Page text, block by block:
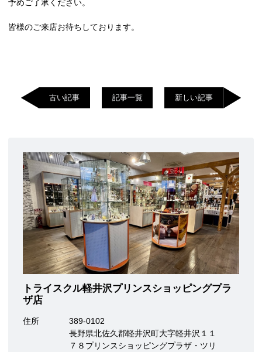
予めご了承ください。
皆様のご来店お待ちしております。
古い記事 記事一覧 新しい記事
トライスクル軽井沢プリンスショッピングプラ
ザ店
住所
389-0102
長野県北佐久郡軽井沢町大字軽井沢１１
７８プリンスショッピングプラザ・ツリ